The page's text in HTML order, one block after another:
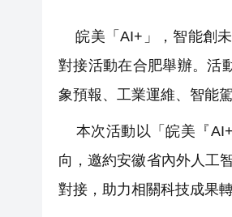
皖美「AI+」，智能創未
對接活動在合肥舉辦。活
象預報、工業運維、智能
本次活動以「皖美『
向，邀約安徽省內外人工
對接，助力相關科技成果